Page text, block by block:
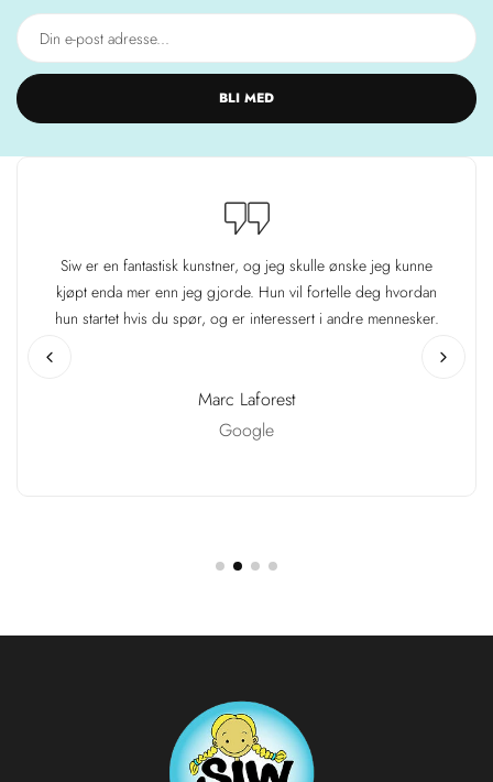
BLI MED
Siw er en fantastisk kunstner, og jeg skulle ønske jeg kunne
kjøpt enda mer enn jeg gjorde. Hun vil fortelle deg hvordan
hun startet hvis du spør, og er interessert i andre mennesker.
Marc Laforest
Google